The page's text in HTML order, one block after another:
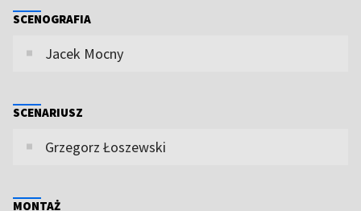
SCENOGRAFIA
Jacek Mocny
SCENARIUSZ
Grzegorz Łoszewski
MONTAŻ